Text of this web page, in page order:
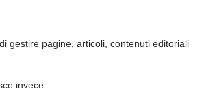
gestire pagine, articoli, contenuti editoriali
invece: